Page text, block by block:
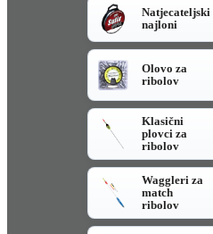
Natjecateljski
najloni
Olovo za
ribolov
Klasični
plovci za
ribolov
Waggleri za
match
ribolov